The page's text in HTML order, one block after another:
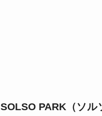
SOLSO PARK（ソル